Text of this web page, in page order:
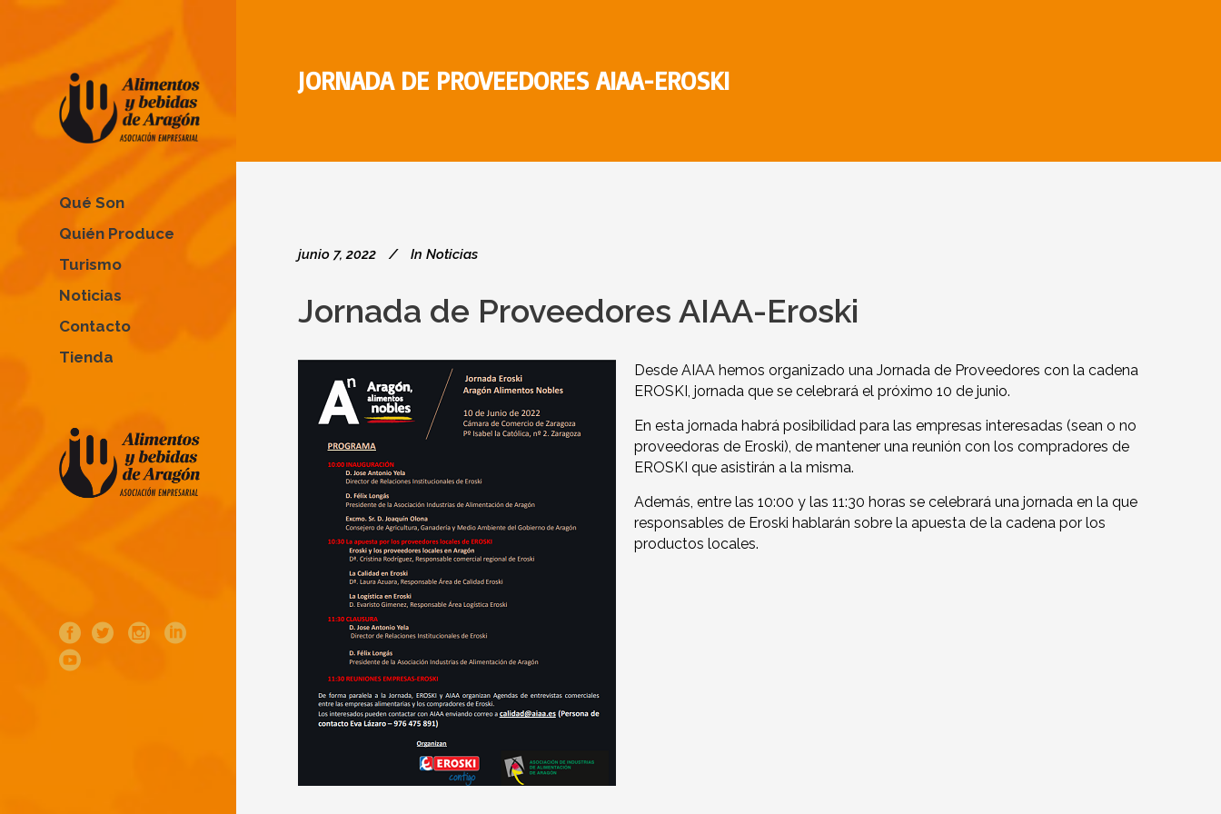
Qué Son
Quién Produce
Turismo
Noticias
Contacto
Tienda
JORNADA DE PROVEEDORES AIAA-EROSKI
junio 7, 2022 In Noticias
Jornada de Proveedores AIAA-Eroski
Desde AIAA hemos organizado una Jornada de Proveedores con la cadena
EROSKI, jornada que se celebrará el próximo 10 de junio.
En esta jornada habrá posibilidad para las empresas interesadas (sean o no
proveedoras de Eroski), de mantener una reunión con los compradores de
EROSKI que asistirán a la misma.
Además, entre las 10:00 y las 11:30 horas se celebrará una jornada en la que
responsables de Eroski hablarán sobre la apuesta de la cadena por los
productos locales.